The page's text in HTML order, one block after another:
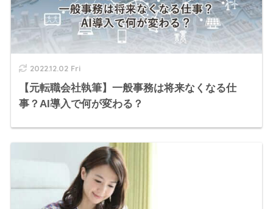
2022.12.02 Fri
【元転職会社執筆】一般事務は将来なくなる仕
事？AI導入で何が変わる？